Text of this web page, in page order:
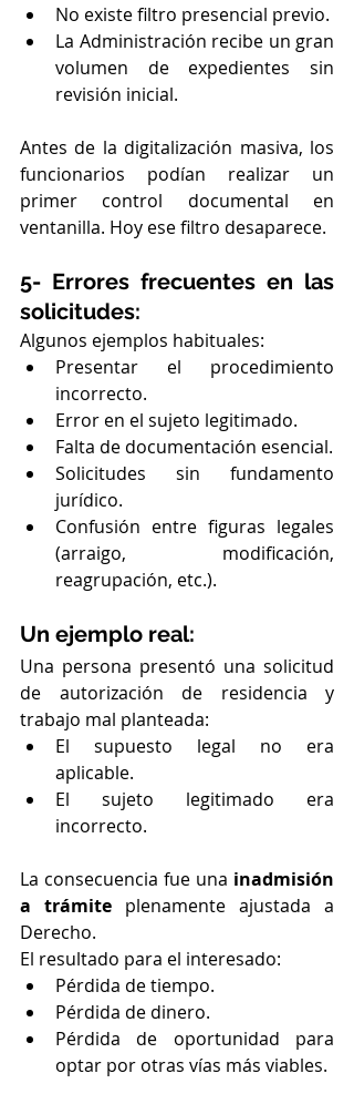
No existe filtro presencial previo.
La Administración recibe un gran
volumen de expedientes sin
revisión inicial.
Antes de la digitalización masiva, los
funcionarios podían realizar un
primer control documental en
ventanilla. Hoy ese filtro desaparece.
5- Errores frecuentes en las
solicitudes:
Algunos ejemplos habituales:
Presentar el procedimiento
incorrecto.
Error en el sujeto legitimado.
Falta de documentación esencial.
Solicitudes sin fundamento
jurídico.
Confusión entre figuras legales
(arraigo, modificación,
reagrupación, etc.).
Un ejemplo real:
Una persona presentó una solicitud
de autorización de residencia y
trabajo mal planteada:
El supuesto legal no era
aplicable.
El sujeto legitimado era
incorrecto.
La consecuencia fue una inadmisión
a trámite plenamente ajustada a
Derecho.
El resultado para el interesado:
Pérdida de tiempo.
Pérdida de dinero.
Pérdida de oportunidad para
optar por otras vías más viables.